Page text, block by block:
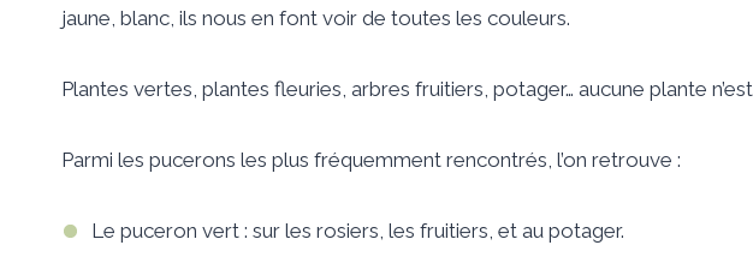
jaune, blanc, ils nous en font voir de toutes les couleurs.
Plantes vertes, plantes fleuries, arbres fruitiers, potager… aucune plante
Parmi les pucerons les plus fréquemment rencontrés, l’on retrouve :
Le puceron vert : sur les rosiers, les fruitiers, et au potager.